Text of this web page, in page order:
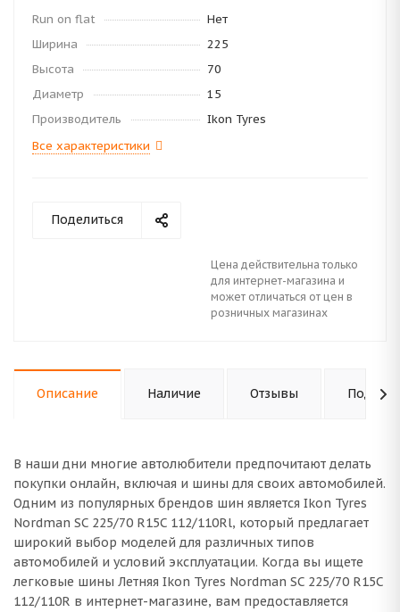
Run on flat
Нет
Ширина
225
Высота
70
Диаметр
15
Производитель
Ikon Tyres
Все характеристики
Поделиться
Цена действительна только
для интернет-магазина и
может отличаться от цен в
розничных магазинах
Описание Наличие Отзывы
В наши дни многие автолюбители предпочитают делать
покупки онлайн, включая и шины для своих автомобилей.
Одним из популярных брендов шин является Ikon Tyres
Nordman SC 225/70 R15C 112/110Rl, который предлагает
широкий выбор моделей для различных типов
автомобилей и условий эксплуатации. Когда вы ищете
легковые шины Летняя Ikon Tyres Nordman SC 225/70 R15C
112/110R в интернет-магазине, вам предоставляется